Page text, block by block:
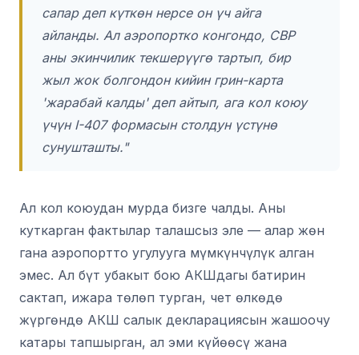
сапар деп күткөн нерсе он үч айга
айланды. Ал аэропортко конгондо, CBP
аны экинчилик текшерүүгө тартып, бир
жыл жок болгондон кийин грин-карта
'жарабай калды' деп айтып, ага кол коюу
үчүн I-407 формасын столдун үстүнө
сунушташты."
Ал кол коюудан мурда бизге чалды. Аны
куткарган фактылар талашсыз эле — алар жөн
гана аэропортто угулууга мүмкүнчүлүк алган
эмес. Ал бүт убакыт бою АКШдагы батирин
сактап, ижара төлөп турган, чет өлкөдө
жүргөндө АКШ салык декларациясын жашоочу
катары тапшырган, ал эми күйөөсү жана